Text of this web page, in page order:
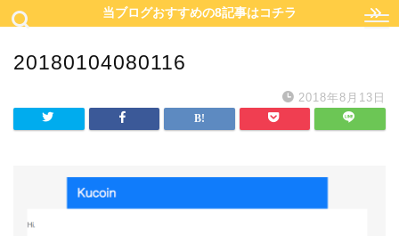
当ブログおすすめの8記事はコチラ
20180104080116
2018年8月13日